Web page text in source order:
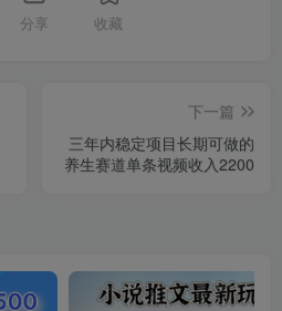
分享 收藏
下一篇
三年内稳定项目长期可做的
养生赛道单条视频收入2200